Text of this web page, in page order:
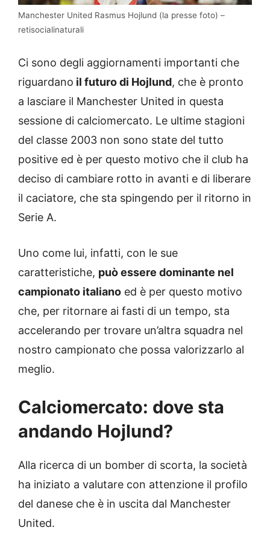
Manchester United Rasmus Hojlund (la presse foto) –
retisocialinaturali
Ci sono degli aggiornamenti importanti che
riguardano il futuro di Hojlund, che è pronto
a lasciare il Manchester United in questa
sessione di calciomercato. Le ultime stagioni
del classe 2003 non sono state del tutto
positive ed è per questo motivo che il club ha
deciso di cambiare rotto in avanti e di liberare
il caciatore, che sta spingendo per il ritorno in
Serie A.
Uno come lui, infatti, con le sue
caratteristiche, può essere dominante nel
campionato italiano ed è per questo motivo
che, per ritornare ai fasti di un tempo, sta
accelerando per trovare un’altra squadra nel
nostro campionato che possa valorizzarlo al
meglio.
Calciomercato: dove sta
andando Hojlund?
Alla ricerca di un bomber di scorta, la società
ha iniziato a valutare con attenzione il profilo
del danese che è in uscita dal Manchester
United.